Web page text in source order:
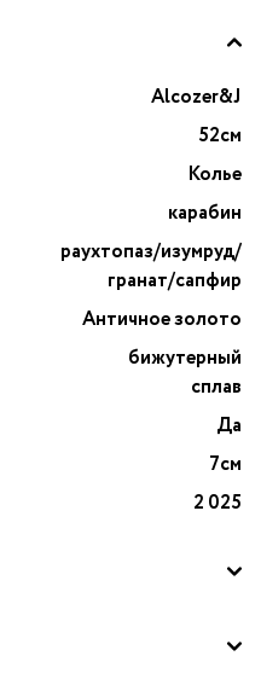
Alcozer&J
52см
Колье
карабин
раухтопаз/изумруд/
гранат/сапфир
Античное золото
бижутерный
сплав
Да
7см
2 025
— воплощение